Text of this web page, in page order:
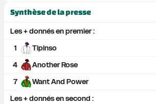
Synthèse de la presse
Les + donnés en premier :
1
Tipinso
4
Another Rose
7
Want And Power
Les + donnés en second :